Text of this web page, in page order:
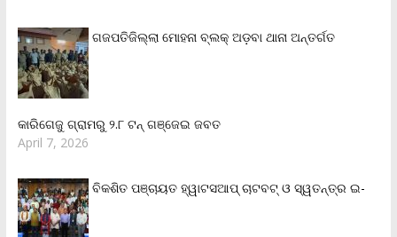
ଗଜପତିଜିଲ୍ଲା ମୋହନା ବ୍ଲକ୍‌ ଅଡ଼ବା ଥାନା ଅନ୍ତର୍ଗତ
କାରିଗେଜୁ ଗ୍ରାମରୁ ୨.୮ ଟନ୍ ଗଞ୍ଜେଇ ଜବତ
April 7, 2026
ବିକଶିତ ପଞ୍ଚାୟତ ହ୍ୱାଟସଆପ୍ ଚାଟବଟ୍ ଓ ସ୍ୱତନ୍ତ୍ର ଇ-